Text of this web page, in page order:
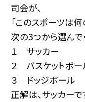
司会が、
「このスポーツは何
次の3つから選んで
１ サッカー
２ バスケットボー
３ ドッジボール
正解は、サッカーで